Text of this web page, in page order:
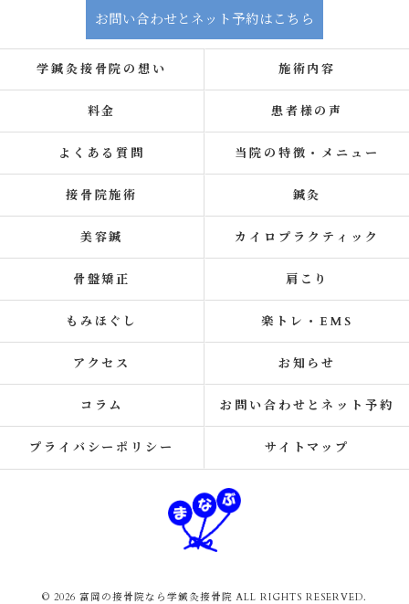
お問い合わせとネット予約はこちら
学鍼灸接骨院の想い 施術内容
料金 患者様の声
よくある質問 当院の特徴・メニュー
接骨院施術 鍼灸
美容鍼 カイロプラクティック
骨盤矯正 肩こり
もみほぐし 楽トレ・EMS
アクセス お知らせ
コラム お問い合わせとネット予約
プライバシーポリシー サイトマップ
© 2026 富岡の接骨院なら学鍼灸接骨院 ALL RIGHTS RESERVED.